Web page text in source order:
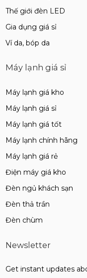
Thế giới đèn LED
Gia dụng giá sỉ
Ví da, bóp da
Máy lạnh giá sỉ
Máy lạnh giá kho
Máy lạnh giá sỉ
Máy lạnh giá tốt
Máy lạnh chính hãng
Máy lạnh giá rẻ
Điện máy giá kho
Đèn ngủ khách sạn
Đèn thả trần
Đèn chùm
Newsletter
Get instant updates